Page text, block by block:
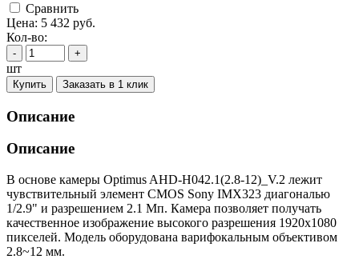
Cравнить
Цена: 5 432 руб.
Кол-во:
- +
шт
Купить Заказать в 1 клик
Описание
Описание
В основе камеры Optimus AHD-H042.1(2.8-12)_V.2 лежит
чувствительный элемент CMOS Sony IMX323 диагональю
1/2.9" и разрешением 2.1 Мп. Камера позволяет получать
качественное изображение высокого разрешения 1920х1080
пикселей. Модель оборудована варифокальным объективом
2.8~12 мм.